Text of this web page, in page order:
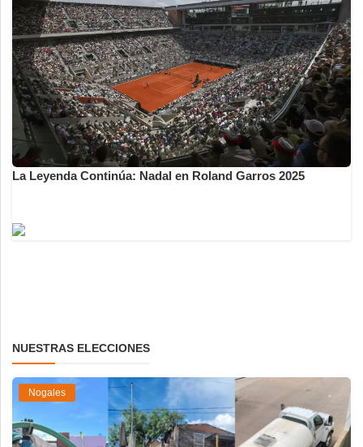
La Leyenda Continúa: Nadal en Roland Garros 2025
NUESTRAS ELECCIONES
Nogales